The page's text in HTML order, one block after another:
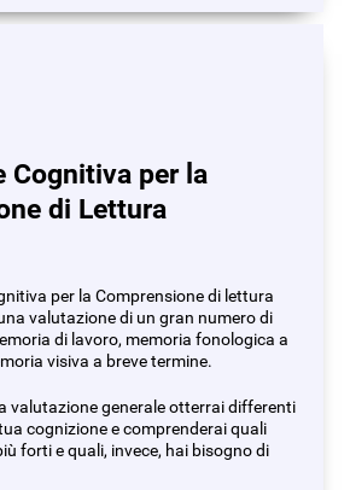
Cognitiva per la
di Lettura
per la Comprensione di lettura
valutazione di un gran numero di
di lavoro, memoria fonologica a
visiva a breve termine.
valutazione generale otterrai differenti
cognizione e comprenderai quali
forti e quali, invece, hai bisogno di